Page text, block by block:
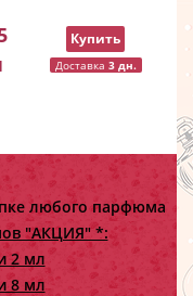
Купить
Доставка 3 дн.
любого парфюма
"АКЦИЯ" *:
2 мл
8 мл